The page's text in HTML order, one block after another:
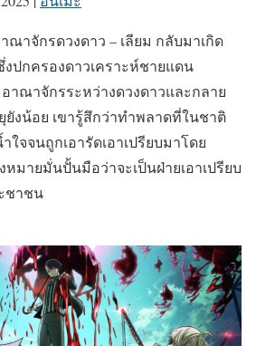
าจักรดวงดาว – เลียม กลับมาเกิด
ปกครองดาวเคราะห์ชายแดน
ณาจักรระหว่างดวงดาวและกลาย
ยังน้อย เขารู้สึกว่าทำพลาดที่ในชาติ
ใจจนถูกเอารัดเอาเปรียบมาโดย
มายมั่นปั้นมือว่าจะเป็นฝ่ายเอาเปรียบ
ชาชน